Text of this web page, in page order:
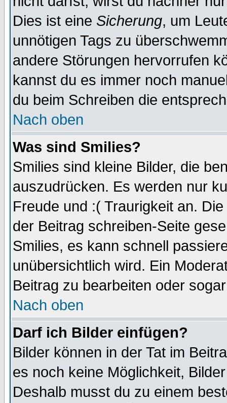
Dies ist eine Sicherung, um
unnötigen Tags zu
andere Störungen hervorrufen
kannst du es immer noch
du beim Schreiben die
Nach oben
Was sind Smilies?
Smilies sind kleine Bilder, die
auszudrücken. Es werden nur
Freude und :( Traurigkeit an.
der Beitrag schreiben-Seite
Smilies, es kann schnell
unübersichtlich wird. Ein
Beitrag zu bearbeiten oder
Nach oben
Darf ich Bilder einfügen?
Bilder können in der Tat im
es noch keine Möglichkeit,
Deshalb musst du zu einem